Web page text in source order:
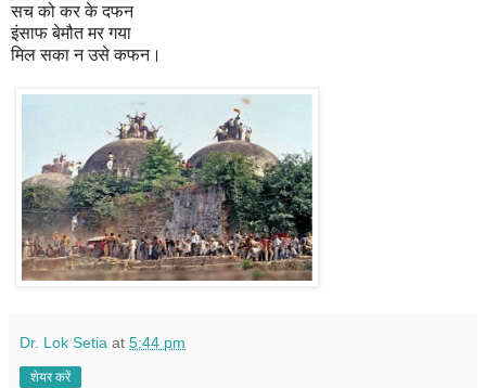
सच को कर के दफन
इंसाफ बेमौत मर गया
मिल सका न उसे कफन।
Dr. Lok Setia at 5:44 pm
शेयर करें